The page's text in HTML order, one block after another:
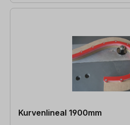
Kurvenlineal 1900mm